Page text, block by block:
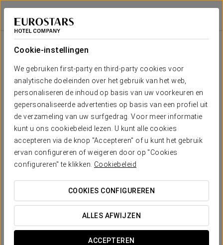
Cookie-instellingen
We gebruiken first-party en third-party cookies voor
analytische doeleinden over het gebruik van het web,
personaliseren de inhoud op basis van uw voorkeuren en
gepersonaliseerde advertenties op basis van een profiel uit
de verzameling van uw surfgedrag. Voor meer informatie
kunt u ons cookiebeleid lezen. U kunt alle cookies
accepteren via de knop "Accepteren" of u kunt het gebruik
ervan configureren of weigeren door op "Cookies
configureren" te klikken. Cookiebeleid
COOKIES CONFIGUREREN
ALLES AFWIJZEN
ACCEPTEREN
Crisol Almirante
FERROL
Jouw evenement in
OFFERTE AANVRAGEN
Zaal
opstellingopstelling
María 1
60 m
x m
altura
35 40 25 20 25 40
María 2
50 m
x m
altura
35 40 20 20 25 30
80 m2
x m
80 80 50
150 m2
altura